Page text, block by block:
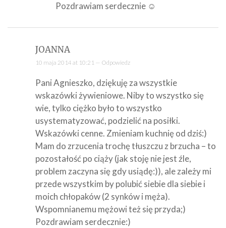
Pozdrawiam serdecznie ☺
JOANNA
10 maja 2014 at 10:21 — Odpowiedz
Pani Agnieszko, dziękuję za wszystkie
wskazówki żywieniowe. Niby to wszystko się
wie, tylko ciężko było to wszystko
usystematyzować, podzielić na posiłki.
Wskazówki cenne. Zmieniam kuchnię od dziś:)
Mam do zrzucenia trochę tłuszczu z brzucha – to
pozostałość po ciąży (jak stoję nie jest źle,
problem zaczyna się gdy usiądę:)), ale zależy mi
przede wszystkim by polubić siebie dla siebie i
moich chłopaków (2 synków i męża).
Wspomnianemu mężowi też się przyda;)
Pozdrawiam serdecznie:)